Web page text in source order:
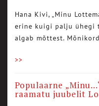
Hana Kivi, „Minu
erine kuigi palju ühegi
algab mõttest.
>>
Populaarne
raamatu juubelit